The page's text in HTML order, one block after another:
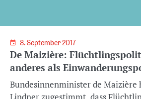
8. September 2017
De Maizière:
anderes als
Bundesinnenminister de Maizière